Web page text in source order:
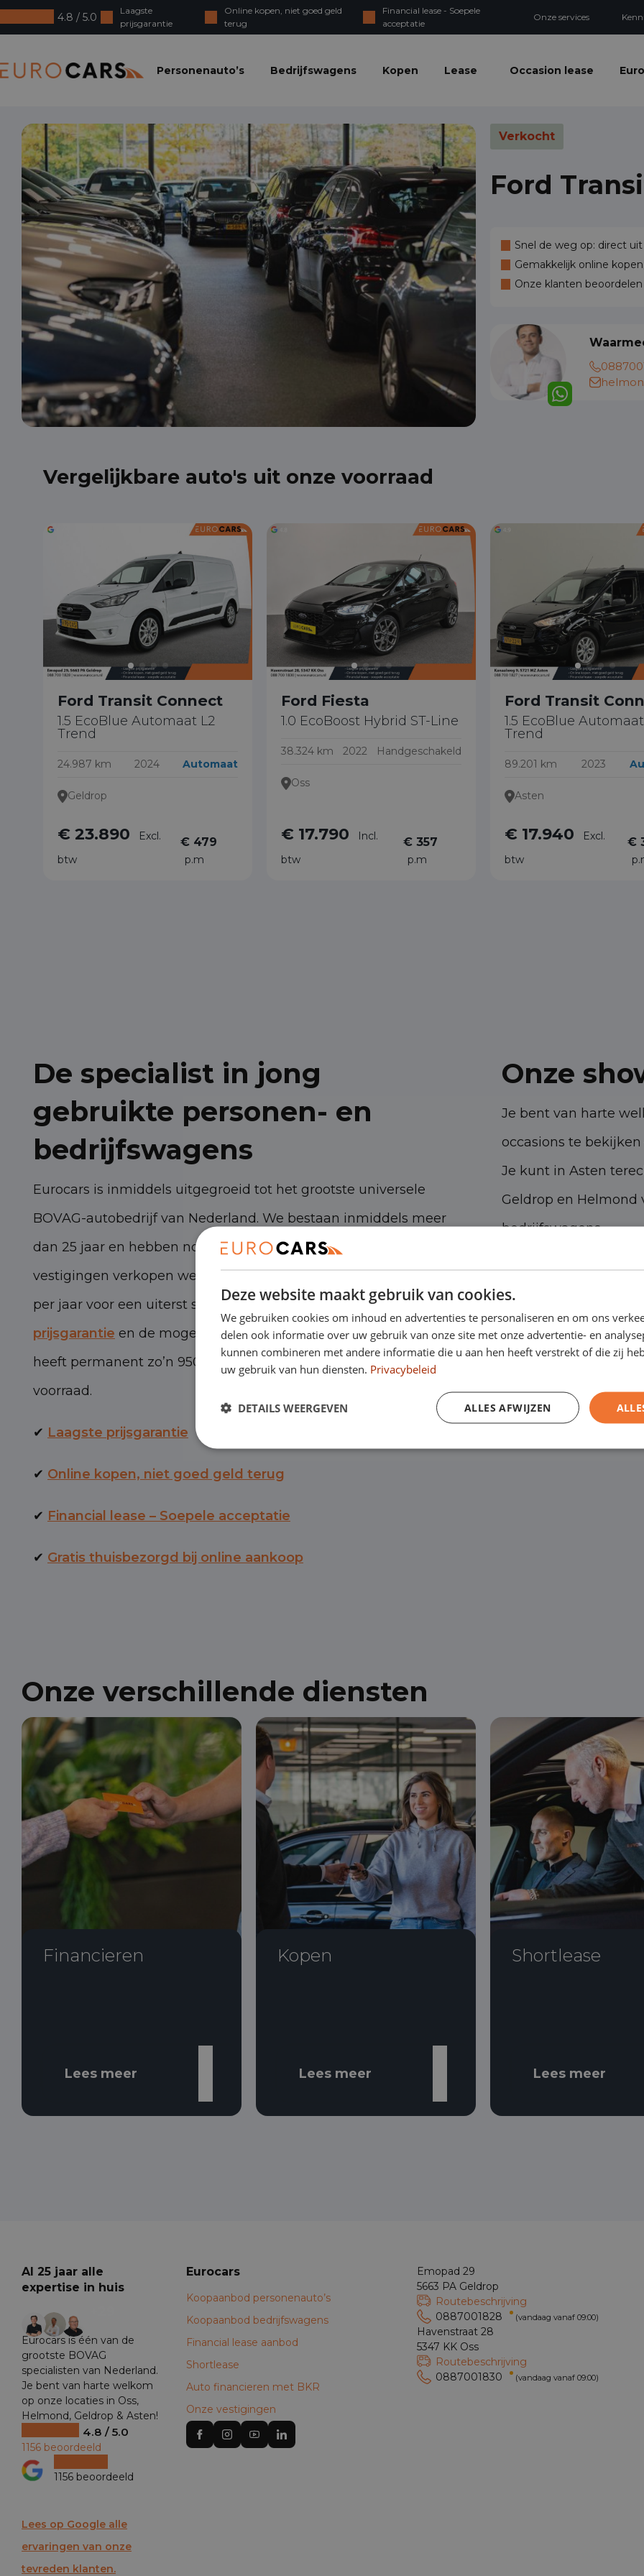
4.8 / 5.0
Laagste
prijsgarantie
Online kopen, niet goed geld
terug
Financial lease - Soepele
acceptatie
Onze services
Personenauto’s
Bedrijfswagens Kopen Lease Occasion lease
Verkocht
Ford
Snel de weg op: direct
Gemakkelijk online
Onze klanten
Vergelijkbare auto's uit onze voorraad
Ford Transit Connect
1.5 EcoBlue Automaat L2
Trend
24.987 km 2024 Automaat
Geldrop
€ 23.890
Excl.
btw
€ 479
p.m
Ford Fiesta
1.0 EcoBoost Hybrid ST-Line
38.324 km 2022 Handgeschakeld
Oss
€ 17.790
Incl.
btw
€ 357
p.m
Ford Transit
1.5 EcoBlue
Trend
89.201 km 2023
Asten
€ 17.940
Excl.
btw
€
De specialist in jong
gebruikte personen- en
bedrijfswagens
Eurocars is inmiddels uitgegroeid tot het grootste universele
BOVAG-autobedrijf van Nederland. We bestaan inmiddels meer
dan 25 jaar en hebben nog steeds torenhoge ambities. Met onze
vestigingen verkopen we zo’n 3.000 personen- en bedrijfswagens
per jaar voor een uiterst scherpe prijs, met eenlaagste
prijsgarantie en de mogelijkheid van BOVAG-garantie. Eurocars
heeft permanent zo’n 950 personen- en bedrijfswagens op
voorraad.
✔ Laagste prijsgarantie
✔ Online kopen, niet goed geld terug
✔ Financial lease – Soepele acceptatie
✔ Gratis thuisbezorgd bij online aankoop
Onze
Je bent van harte
occasions te
Je kunt in Asten
Geldrop en Helmond
bedrijfswagens.
Havenstraat 28,
Emopad 29, 5663
Varenschut 7,
Van maandag tot en
zaterdag van 09:00
Onze verschillende diensten
Financieren
Lees meer
Kopen
Lees meer
Shortlease
Lees meer
Al 25 jaar alle
expertise in huis
Eurocars is één van de
grootste BOVAG
specialisten van Nederland.
Je bent van harte welkom
op onze locaties in Oss,
Helmond, Geldrop & Asten!
4.8 / 5.0
1156 beoordeeld
1156 beoordeeld
Lees op Google alle
ervaringen van onze
tevreden klanten.
Eurocars
Koopaanbod personenauto’s
Koopaanbod bedrijfswagens
Financial lease aanbod
Shortlease
Auto financieren met BKR
Onze vestigingen
Emopad 29
5663 PA Geldrop
Routebeschrijving
0887001828
(vandaag vanaf 09:00)
Havenstraat 28
5347 KK Oss
Routebeschrijving
0887001830
(vandaag vanaf 09:00)
Deze website maakt gebruik van cookies.
We gebruiken cookies om inhoud en advertenties te personaliseren en om ons
delen ook informatie over uw gebruik van onze site met onze advertentie- en
kunnen combineren met andere informatie die u aan hen heeft verstrekt of die zij
uw gebruik van hun diensten. Privacybeleid
ALLES AFWIJZEN
DETAILS WEERGEVEN